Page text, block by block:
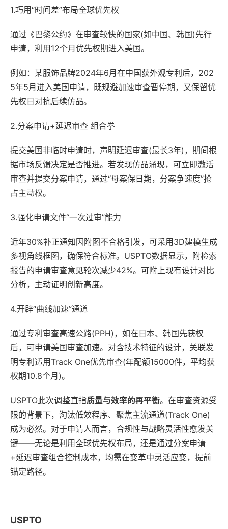
1.巧用“时间差”布局全球优先权
通过《巴黎公约》在审查较快的国家(如中国、韩国)先行
申请，利用12个月优先权期进入美国。
例如：某服饰品牌2024年6月在中国获外观专利后，202
5年5月进入美国申请，既规避加速审查暂停期，又保留优
先权日对抗后续仿品。
2.分案申请+延迟审查 组合拳
提交美国非临时申请时，声明延迟审查(最长3年)，期间根
据市场反馈决定是否推进。若发现仿品涌现，可立即激活
审查并提交分案申请，通过“母案保日期，分案争速度”抢
占主动权。
3.强化申请文件“一次过审”能力
近年30%补正通知因附图不合格引发，可采用3D建模生成
多视角线框图，确保符合标准。USPTO数据显示，附检索
报告的申请审查意见轮次减少42%。可附上现有设计对比
分析，主动证明创新高度。
4.开辟“曲线加速”通道
通过专利审查高速公路(PPH)，如在日本、韩国先获权
后，可申请美国审查加速。对含技术特征的设计，关联发
明专利适用Track One优先审查(年配额15000件，平均获
权期10.8个月)。
USPTO此次调整直指质量与效率的再平衡。在审查资源受
限的背景下，淘汰低效程序、聚焦主流通道(Track One)
成为必然。对于申请人而言，合规性与战略灵活性愈发关
键——无论是利用全球优先权布局，还是通过分案申请
+延迟审查组合控制成本，均需在变革中灵活应变，提前
锚定路径。
USPTO